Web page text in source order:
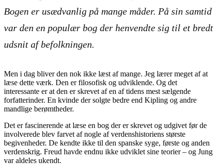
Bogen er usædvanlig på mange måder. På sin samtid
var den en populær bog der henvendte sig til et bredt
udsnit af befolkningen.
Men i dag bliver den nok ikke læst af mange. Jeg lærer meget af at
læse dette værk. Den er filosofisk og udviklende. Og det
interessante er at den er skrevet af en af tidens mest sælgende
forfatterinder. En kvinde der solgte bedre end Kipling og andre
mandlige berømtheder.
Det er fascinerende at læse en bog der er skrevet og udgivet før de
involverede blev farvet af nogle af verdenshistoriens største
begivenheder. De kendte ikke til den spanske syge, første og anden
verdenskrig. Freud havde endnu ikke udviklet sine teorier – og Jung
var aldeles ukendt.